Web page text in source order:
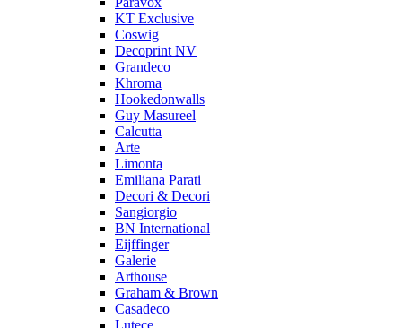
KT Exclusive
Coswig
Decoprint NV
Grandeco
Khroma
Hookedonwalls
Guy Masureel
Calcutta
Arte
Limonta
Emiliana Parati
Decori & Decori
Sangiorgio
BN International
Eijffinger
Galerie
Arthouse
Graham & Brown
Casadeco
Lutece